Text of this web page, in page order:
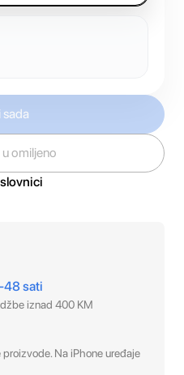
sada
omiljeno
sati
iznad 400 KM
Na iPhone uređaje